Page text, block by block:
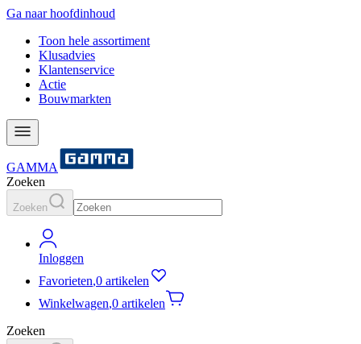
Ga naar hoofdinhoud
Toon hele assortiment
Klusadvies
Klantenservice
Actie
Bouwmarkten
GAMMA
Zoeken
Zoeken
Inloggen
Favorieten,0 artikelen
Winkelwagen,0 artikelen
Zoeken